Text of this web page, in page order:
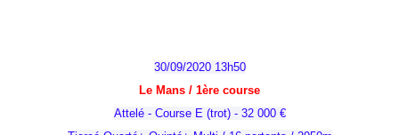
30/09/2020 13h50
Le Mans / 1ère course
Attelé - Course E (trot) - 32 000 €